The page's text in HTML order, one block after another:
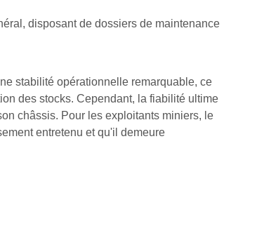
disposant de dossiers de maintenance
stabilité opérationnelle remarquable, ce
des stocks. Cependant, la fiabilité ultime
châssis. Pour les exploitants miniers, le
entretenu et qu'il demeure